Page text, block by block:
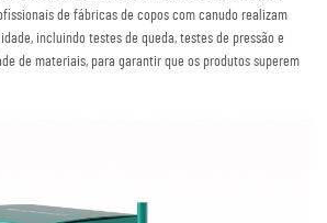
de fábricas de copos com canudo realizam
incluindo testes de queda, testes de pressão e
de materiais, para garantir que os produtos superem